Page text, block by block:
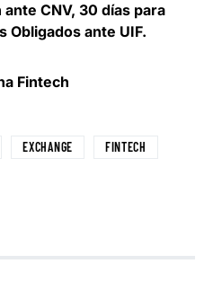
CNV, 30 días para
Obligados ante UIF.
Fintech
EXCHANGE FINTECH